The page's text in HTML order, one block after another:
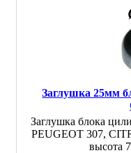
Заглушка 25мм
Заглушка блока
PEUGEOT 307,
высота